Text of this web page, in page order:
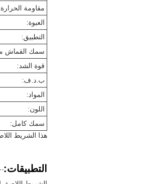
مقاومة
العبوة:
التطبيق:
سمك القماش
قوة الشد:
ب.د.ف:
المواد:
اللون:
سمك كامل:
هذا الشريط
التطبيقات: